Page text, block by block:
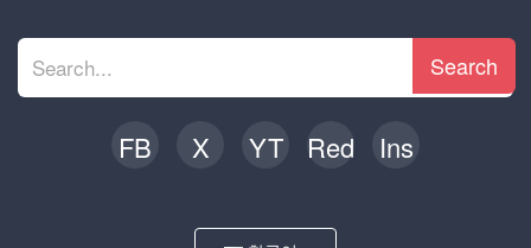
Search
FB X YT Red Ins